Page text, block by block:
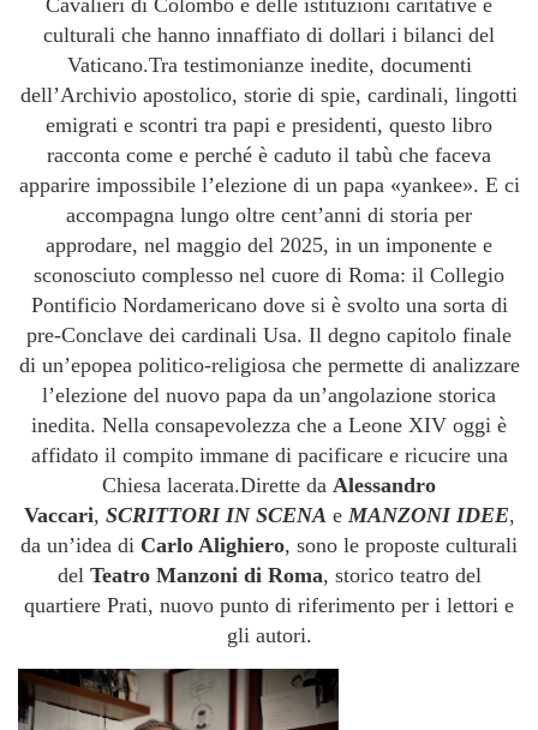
Cavalieri di Colombo e delle istituzioni caritative e
culturali che hanno innaffiato di dollari i bilanci del
Vaticano.Tra testimonianze inedite, documenti
dell’Archivio apostolico, storie di spie, cardinali, lingotti
emigrati e scontri tra papi e presidenti, questo libro
racconta come e perché è caduto il tabù che faceva
apparire impossibile l’elezione di un papa «yankee». E ci
accompagna lungo oltre cent’anni di storia per
approdare, nel maggio del 2025, in un imponente e
sconosciuto complesso nel cuore di Roma: il Collegio
Pontificio Nordamericano dove si è svolto una sorta di
pre-Conclave dei cardinali Usa. Il degno capitolo finale
di un’epopea politico-religiosa che permette di analizzare
l’elezione del nuovo papa da un’angolazione storica
inedita. Nella consapevolezza che a Leone XIV oggi è
affidato il compito immane di pacificare e ricucire una
Chiesa lacerata.Dirette da Alessandro
Vaccari, SCRITTORI IN SCENAeMANZONI IDEE,
da un’idea di Carlo Alighiero, sono le proposte culturali
del Teatro Manzoni di Roma, storico teatro del
quartiere Prati, nuovo punto di riferimento per i lettori e
gli autori.